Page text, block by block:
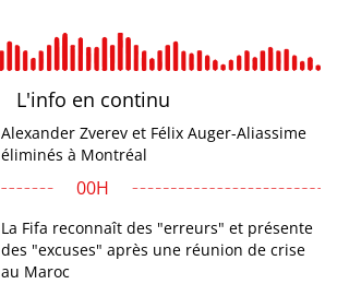
L'info en continu
Alexander Zverev et Félix Auger-Aliassime
éliminés à Montréal
00H
La Fifa reconnaît des "erreurs" et présente
des "excuses" après une réunion de crise
au Maroc